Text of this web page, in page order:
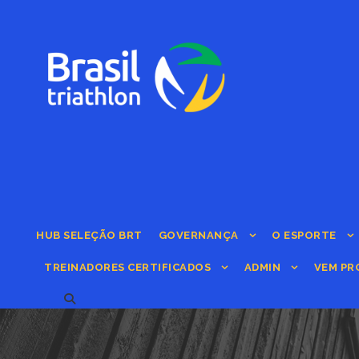
HUB SELEÇÃO BRT GOVERNANÇA O ESPORTE
TREINADORES CERTIFICADOS ADMIN VEM